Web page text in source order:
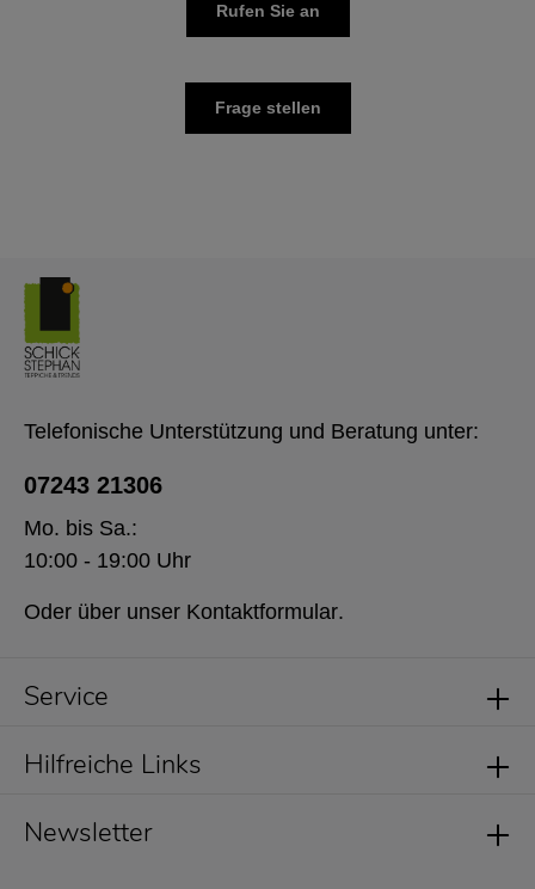
Rufen Sie an
Frage stellen
Service
Newsletter
Telefonische Unterstützung und Beratung unter:
07243 21306
Mo. bis Sa.:
10:00 - 19:00 Uhr
Oder über unser Kontaktformular.
Hilfreiche Links